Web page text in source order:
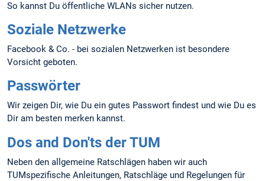
So kannst Du öffentliche WLANs sicher nutzen.
Soziale Netzwerke
Facebook & Co. - bei sozialen Netzwerken ist besondere
Vorsicht geboten.
Passwörter
Wir zeigen Dir, wie Du ein gutes Passwort findest und wie Du es
Dir am besten merken kannst.
Dos and Don'ts der TUM
Neben den allgemeine Ratschlägen haben wir auch
TUMspezifische Anleitungen, Ratschläge und Regelungen für